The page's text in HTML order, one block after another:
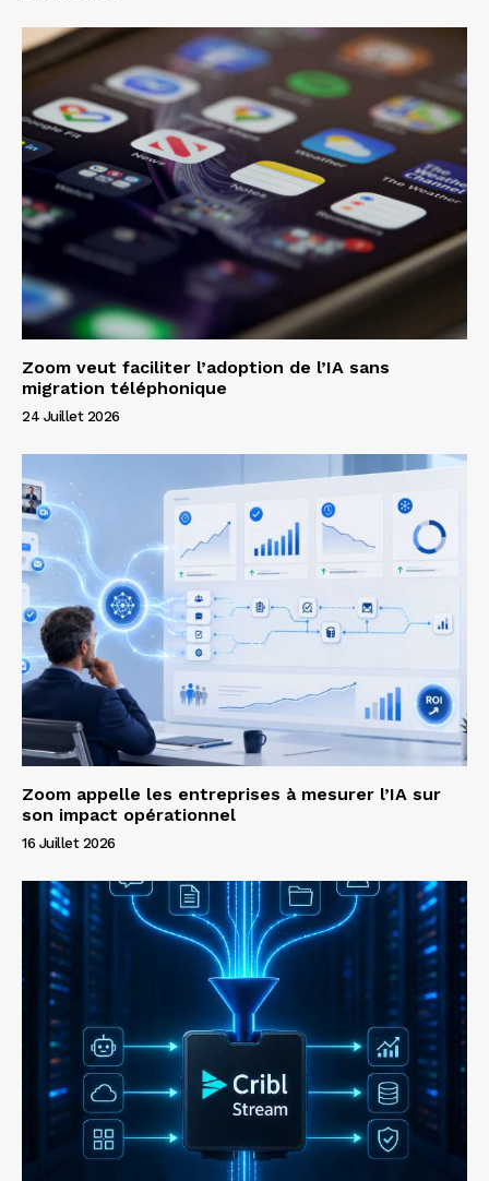
Zoom veut faciliter l’adoption de l’IA sans
migration téléphonique
24 Juillet 2026
Zoom appelle les entreprises à mesurer l’IA sur
son impact opérationnel
16 Juillet 2026